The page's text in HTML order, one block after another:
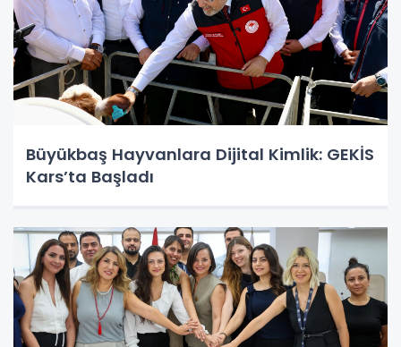
Büyükbaş Hayvanlara Dijital Kimlik: GEKİS
Kars’ta Başladı